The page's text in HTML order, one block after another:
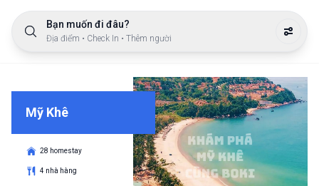
Bạn muốn đi đâu?
Địa điểm • Check In • Thêm người
Mỹ Khê
28 homestay
4 nhà hàng